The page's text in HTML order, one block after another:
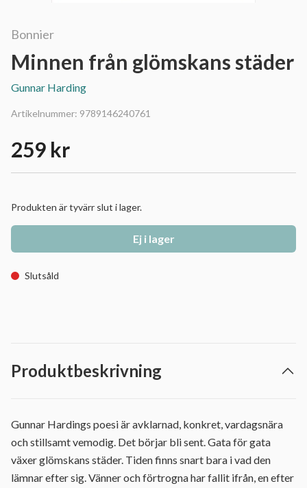
Bonnier
Minnen från glömskans städer
Gunnar Harding
Artikelnummer: 9789146240761
259 kr
Produkten är tyvärr slut i lager.
Ej i lager
Slutsåld
Produktbeskrivning
Gunnar Hardings poesi är avklarnad, konkret, vardagsnära
och stillsamt vemodig. Det börjar bli sent. Gata för gata
växer glömskans städer. Tiden finns snart bara i vad den
lämnar efter sig. Vänner och förtrogna har fallit ifrån, en efter